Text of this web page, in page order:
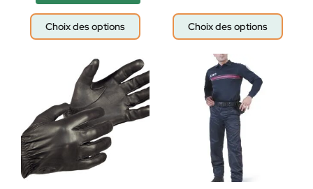
Choix des options Choix des options